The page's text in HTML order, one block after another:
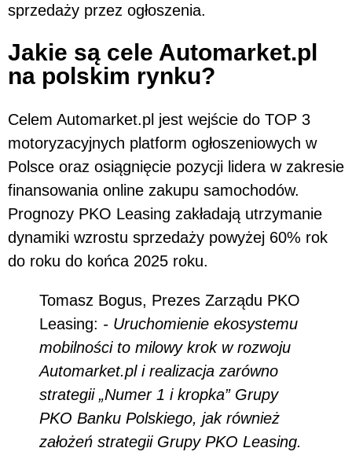
sprzedaży przez ogłoszenia.
Jakie są cele Automarket.pl
na polskim rynku?
Celem Automarket.pl jest wejście do TOP 3
motoryzacyjnych platform ogłoszeniowych w
Polsce oraz osiągnięcie pozycji lidera w zakresie
finansowania online zakupu samochodów.
Prognozy PKO Leasing zakładają utrzymanie
dynamiki wzrostu sprzedaży powyżej 60% rok
do roku do końca 2025 roku.
Tomasz Bogus, Prezes Zarządu PKO
Leasing: - Uruchomienie ekosystemu
mobilności to milowy krok w rozwoju
Automarket.pl i realizacja zarówno
strategii „Numer 1 i kropka” Grupy
PKO Banku Polskiego, jak również
założeń strategii Grupy PKO Leasing.